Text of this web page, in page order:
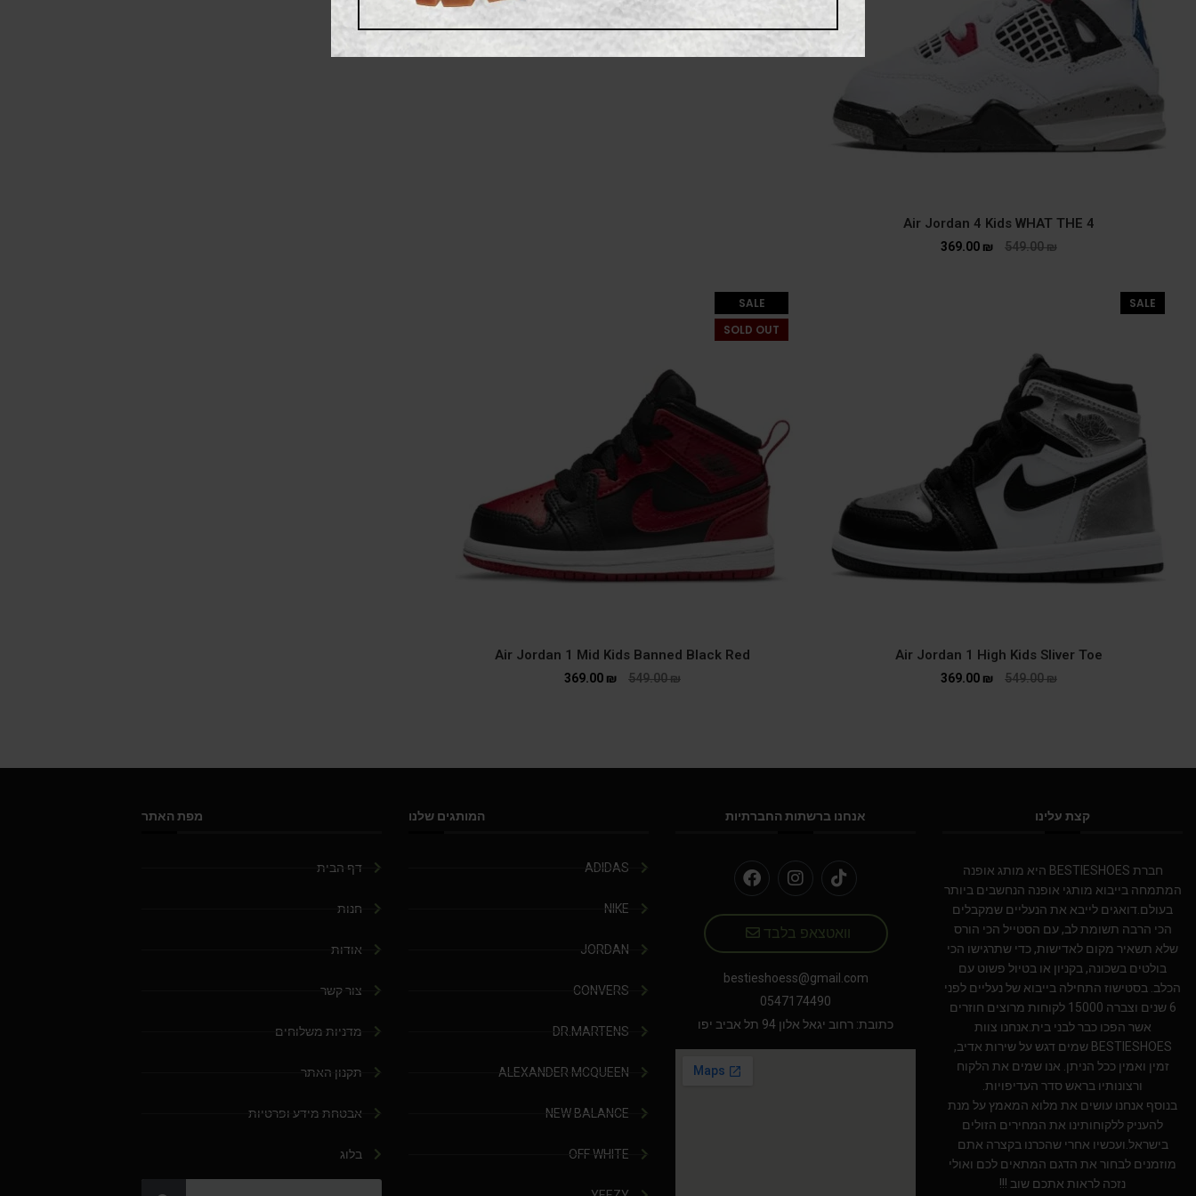
Air Jordan 4 Kids WHAT THE 4
549.00₪
369.00 ₪
SALE
Air Jordan 1 High Kids Sliver Toe
549.00₪
369.00 ₪
SALE
SOLD OUT
Air Jordan 1 Mid Kids Banned Black Red
549.00₪
369.00 ₪
קצת עלינו
חברת BESTIESHOES היא מותג אופנה
המתמחה בייבוא מותגי אופנה הנחשבים ביותר
בעולם.דואגים לייבא את הנעליים שמקבלים
הכי הרבה תשומת לב, עם הסטייל הכי הורס
שלא תשאיר מקום לאדישות, כדי שתרגישו הכי
בולטים בשכונה, בקניון או בטיול פשוט עם
הכלב. בסטישוז התחילה בייבוא של נעליים לפני
6 שנים וצברה 15000 לקוחות מרוצים חוזרים
אשר הפכו כבר לבני בית.אנחנו צוות
BESTIESHOES שמים דגש על שירות אדיב,
זמין ואמין ככל הניתן. אנו שמים את הלקוח
ורצונותיו בראש סדר העדיפויות.
בנוסף אנחנו עושים את מלוא המאמץ על מנת
להעניק ללקוחותינו את המחירים הזולים
בישראל.ועכשיו אחרי שהכרנו בקצרה אתם
מוזמנים לבחור את הדגם המתאים לכם ואולי
נזכה לראות אתכם שוב !!!
אנחנו ברשתות החברתיות
וואטצאפ בלבד
bestieshoess@gmail.com
0547174490
כתובת: רחוב יגאל אלון 94 תל אביב יפו
המותגים שלנו
ADIDAS
NIKE
JORDAN
CONVERS
DR.MARTENS
ALEXANDER MCQUEEN
NEW BALANCE
OFF WHITE
מפת האתר
דף הבית
חנות
אודות
צור קשר
מדניות משלוחים
תקנון האתר
אבטחת מידע ופרטיות
בלוג